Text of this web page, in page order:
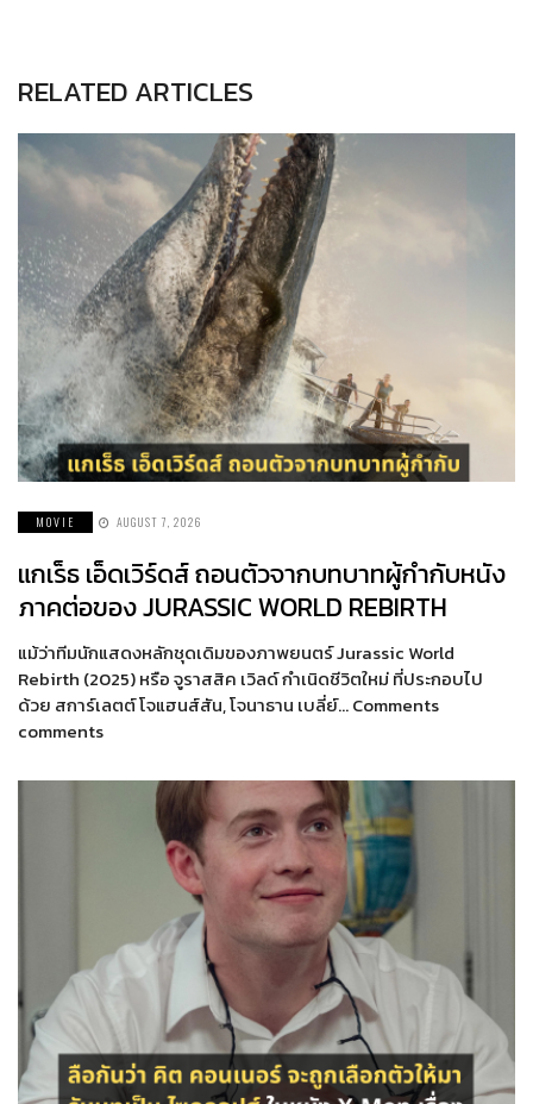
RELATED ARTICLES
MOVIE AUGUST 7, 2026
แกเร็ธ เอ็ดเวิร์ดส์ ถอนตัวจากบทบาทผู้กำกับหนัง
ภาคต่อของ JURASSIC WORLD REBIRTH
แม้ว่าทีมนักแสดงหลักชุดเดิมของภาพยนตร์ Jurassic World
Rebirth (2025) หรือ จูราสสิค เวิลด์ กำเนิดชีวิตใหม่ ที่ประกอบไป
ด้วย สการ์เลตต์ โจแฮนส์สัน, โจนาธาน เบลี่ย์… Comments
comments